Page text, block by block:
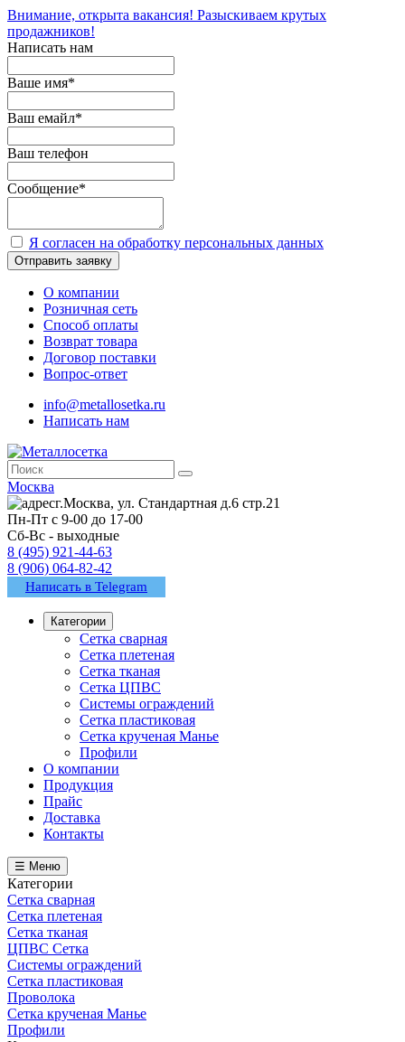
Внимание, открыта вакансия! Разыскиваем крутых
продажников!
Написать нам
Ваше имя*
Ваш емайл*
Ваш телефон
Сообщение*
Я согласен на обработку персональных данных
Отправить заявку
О компании
Розничная сеть
Способ оплаты
Возврат товара
Договор поставки
Вопрос-ответ
info@metallosetka.ru
Написать нам
Москва
г.Москва, ул. Стандартная д.6 стр.21
Пн-Пт с 9-00 до 17-00
Сб-Вс - выходные
8 (495) 921-44-63
8 (906) 064-82-42
Написать в Telegram
Категории
Сетка сварная
Сетка плетеная
Сетка тканая
Сетка ЦПВС
Системы ограждений
Сетка пластиковая
Сетка крученая Манье
Профили
О компании
Продукция
Прайс
Доставка
Контакты
☰ Меню
Категории
Сетка сварная
Сетка плетеная
Сетка тканая
ЦПВС Сетка
Системы ограждений
Сетка пластиковая
Проволока
Сетка крученая Манье
Профили